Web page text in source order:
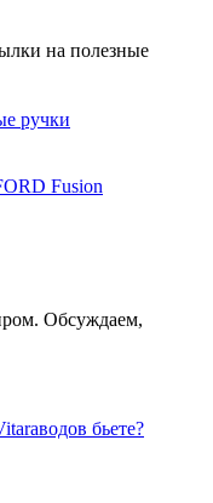
на полезные
ручки
Fusion
Обсуждаем,
бьете?